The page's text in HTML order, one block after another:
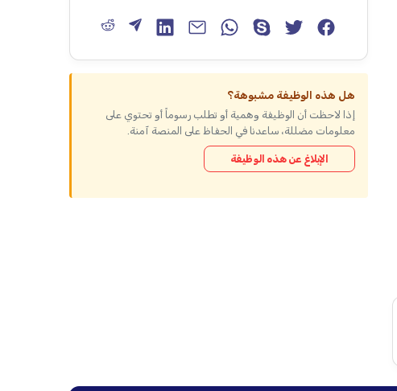
هل هذه الوظيفة مشبوهة؟
إذا لاحظت أن الوظيفة وهمية أو تطلب رسوماً أو تحتوي على
معلومات مضللة، ساعدنا في الحفاظ على المنصة آمنة.
الإبلاغ عن هذه الوظيفة